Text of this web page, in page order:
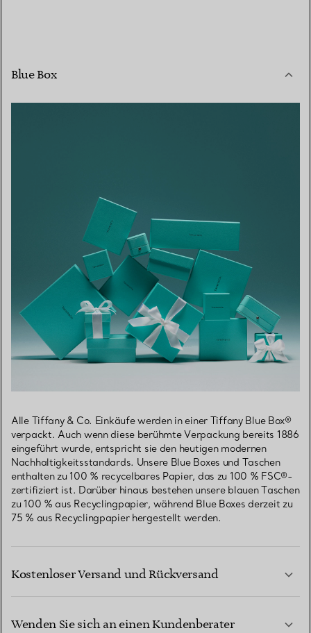
Blue Box
Alle Tiffany & Co. Einkäufe werden in einer Tiffany Blue Box®
verpackt. Auch wenn diese berühmte Verpackung bereits 1886
eingeführt wurde, entspricht sie den heutigen modernen
Nachhaltigkeitsstandards. Unsere Blue Boxes und Taschen
enthalten zu 100 % recycelbares Papier, das zu 100 % FSC®-
zertifiziert ist. Darüber hinaus bestehen unsere blauen Taschen
zu 100 % aus Recyclingpapier, während Blue Boxes derzeit zu
75 % aus Recyclingpapier hergestellt werden.
Kostenloser Versand und Rückversand
Wenden Sie sich an einen Kundenberater